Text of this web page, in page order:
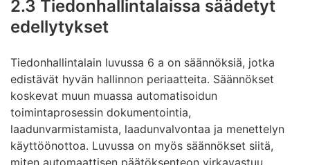
2.3 Tiedonhallintalaissa säädetyt
edellytykset
Tiedonhallintalain luvussa 6 a on säännöksiä, jotka
edistävät hyvän hallinnon periaatteita. Säännökset
koskevat muun muassa automatisoidun
toimintaprosessin dokumentointia,
laadunvarmistamista, laadunvalvontaa ja menettelyn
käyttöönottoa. Luvussa on myös säännökset siitä,